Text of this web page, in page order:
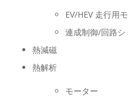
EV/HEV 走行用
連成制御/回路
熱減磁
熱解析
モーター